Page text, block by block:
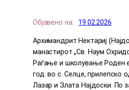
Објавено на: 19.02.2026
Архимандрит Нектариј
манастирот „Св. Наум
Раѓање и школување Роден
год. во с. Селце, прилепско
Лазар и Злата Најдоски. По